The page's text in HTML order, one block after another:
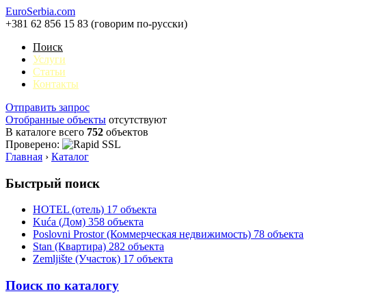
EuroSerbia.com
+381 62 856 15 83 (говорим по-русски)
Поиск
Услуги
Статьи
Контакты
Отправить запрос
Отобранные объекты отсутствуют
В каталоге всего 752 объектов
Проверено:
Главная › Каталог
Быстрый поиск
HOTEL (отель) 17 объекта
Kuća (Дом) 358 объекта
Poslovni Prostor (Коммерческая недвижимость) 78 объекта
Stan (Квартира) 282 объекта
Zemljište (Участок) 17 объекта
Поиск по каталогу